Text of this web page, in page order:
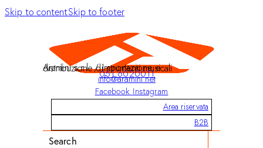
Skip to contentSkip to footer
Aramini s.r.l. / Importazione e distribuzione di strumenti musicali
051 6020011
info@aramini.net
Facebook Instagram
Area riservata
B2B
Search